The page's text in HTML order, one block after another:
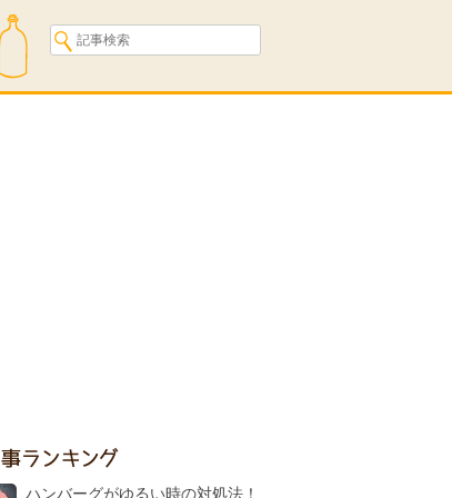
ハンバーグがゆるい時の対処法！